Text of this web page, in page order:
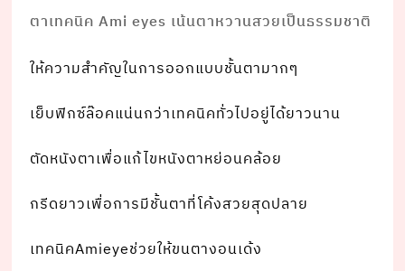
ตาเทคนิค Ami eyes เน้นตาหวานสวยเป็นธรรมชาติ
ให้ความสำคัญในการออกแบบชั้นตามากๆ
เย็บฟิกซ์ล๊อคแน่นกว่าเทคนิคทั่วไปอยู่ได้ยาวนาน
ตัดหนังตาเพื่อแก้ไขหนังตาหย่อนคล้อย
กรีดยาวเพื่อการมีชั้นตาที่โค้งสวยสุดปลาย
เทคนิคAmieyeช่วยให้ขนตางอนเด้ง